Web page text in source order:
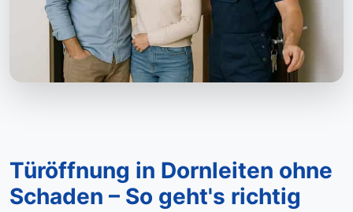
Türöffnung in Dornleiten ohne
Schaden – So geht's richtig